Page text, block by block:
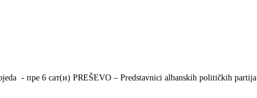
- ‎пре 6 сат(и)‎ PREŠEVO – Predstavnici albanskih političkih partija